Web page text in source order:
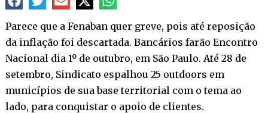
Parece que a Fenaban quer greve, pois até reposição
da inflação foi descartada. Bancários farão Encontro
Nacional dia 1º de outubro, em São Paulo. Até 28 de
setembro, Sindicato espalhou 25 outdoors em
municípios de sua base territorial com o tema ao
lado, para conquistar o apoio de clientes.